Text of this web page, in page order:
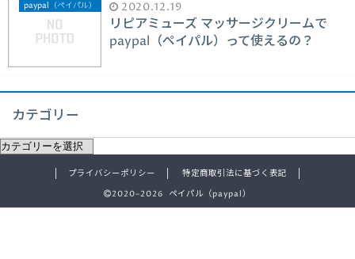
paypal（ペイパル） 2020.12.19
リピアミューズ マッサージクリームで
paypal（ペイパル）って使えるの？
カテゴリー
プライバシーポリシー
特定商取引法に基づく表記
2020–2026 ペイパル（paypal）